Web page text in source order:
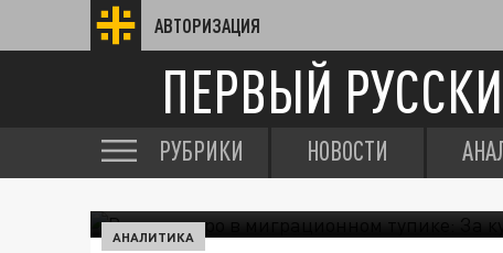
АВТОРИЗАЦИЯ
ПЕРВЫЙ
РУБРИКИ НОВОСТИ
АНАЛИТИКА